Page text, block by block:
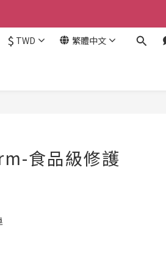
$ TWD 繁體中文
食品級修護